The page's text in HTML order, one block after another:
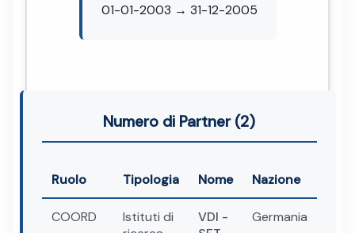
01-01-2003 → 31-12-2005
Numero di Partner (2)
Ruolo Tipologia Nome Nazione
COORD
Istituti di
VDI -
Germania